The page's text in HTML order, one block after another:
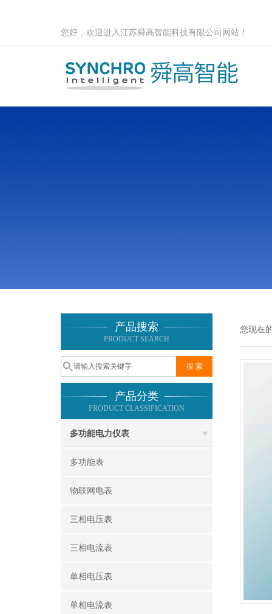
您好，欢迎进入江苏舜高智能科技有限公司网站！
产品搜索
PRODUCT SEARCH
产品分类
PRODUCT CLASSIFICATION
多功能电力仪表
多功能表
物联网电表
三相电压表
三相电流表
单相电压表
单相电流表
您现在